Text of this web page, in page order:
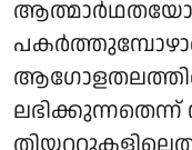
ലഭിക്കുന്നതെന്ന്